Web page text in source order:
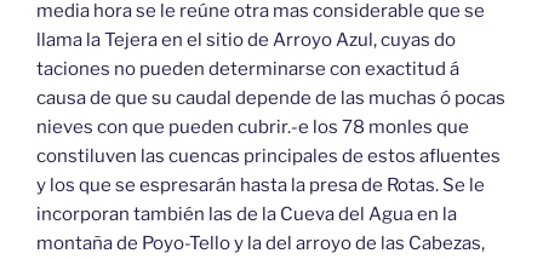
media hora se le reúne otra mas considerable que se
llama la Tejera en el sitio de Arroyo Azul, cuyas do
taciones no pueden determinarse con exactitud á
causa de que su caudal depende de las muchas ó pocas
nieves con que pueden cubrir.-e los 78 monles que
constiluven las cuencas principales de estos afluentes
y los que se espresarán hasta la presa de Rotas. Se le
incorporan también las de la Cueva del Agua en la
montaña de Poyo-Tello y la del arroyo de las Cabezas,